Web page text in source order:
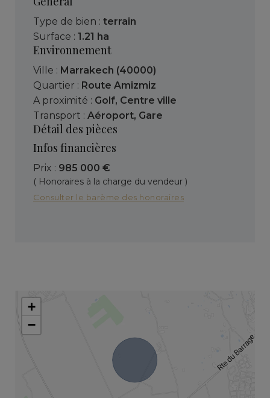
Type de bien : terrain
Surface : 1.21 ha
Environnement
Ville : Marrakech (40000)
Quartier : Route Amizmiz
A proximité : Golf, Centre ville
Transport : Aéroport, Gare
Détail des pièces
Infos financières
Prix : 985 000 €
( Honoraires à la charge du vendeur )
Consulter le barème des honoraires
+
−